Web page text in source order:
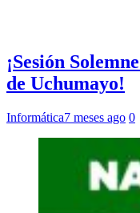
¡Sesión
de Uchumayo!
Informática7 meses ago 0